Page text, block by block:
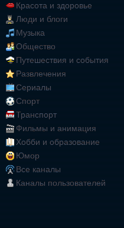
Красота и здоровье
Люди и блоги
Музыка
Общество
Путешествия и события
Развлечения
Сериалы
Спорт
Транспорт
Фильмы и анимация
Хобби и образование
Юмор
Все каналы
Каналы пользователей